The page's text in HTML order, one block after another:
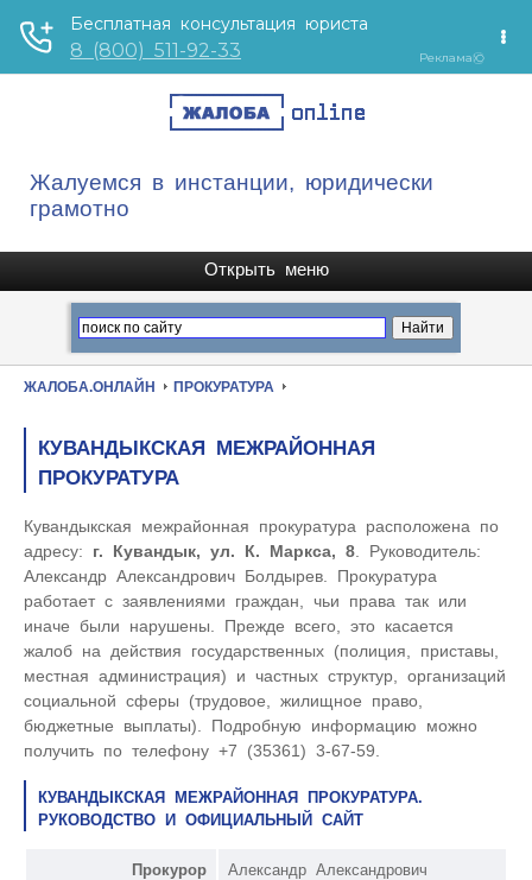
Жалуемся в инстанции, юридически
грамотно
ЖАЛОБА.ОНЛАЙН ПРОКУРАТУРА
КУВАНДЫКСКАЯ МЕЖРАЙОННАЯ
ПРОКУРАТУРА
Кувандыкская межрайонная прокуратура расположена по
адресу: г. Кувандык, ул. К. Маркса, 8 . Руководитель:
Александр Александрович Болдырев. Прокуратура
работает с заявлениями граждан, чьи права так или
иначе были нарушены. Прежде всего, это касается
жалоб на действия государственных (полиция, приставы,
местная администрация) и частных структур, организаций
социальной сферы (трудовое, жилищное право,
бюджетные выплаты). Подробную информацию можно
получить по телефону +7 (35361) 3-67-59.
КУВАНДЫКСКАЯ МЕЖРАЙОННАЯ ПРОКУРАТУРА.
РУКОВОДСТВО И ОФИЦИАЛЬНЫЙ САЙТ
Прокурор
Александр Александрович